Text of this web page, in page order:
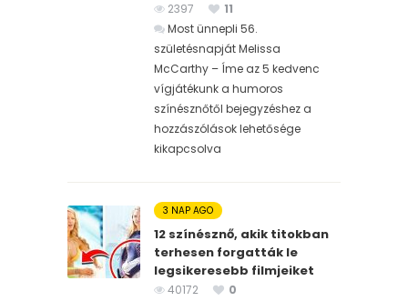
2397
11
Most ünnepli 56.
születésnapját Melissa
McCarthy – Íme az 5 kedvenc
vígjátékunk a humoros
színésznőtől bejegyzéshez a
hozzászólások lehetősége
kikapcsolva
3 NAP AGO
12 színésznő, akik titokban
terhesen forgatták le
legsikeresebb filmjeiket
40172
0